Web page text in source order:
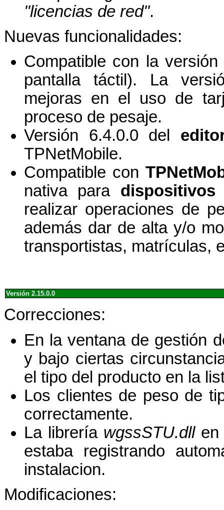
''licencias de red''.
Nuevas funcionalidades:
Compatible con la
pantalla táctil). La
mejoras en el uso de
proceso de pesaje.
Versión 6.4.0.0 del
TPNetMobile.
Compatible con
nativa para dispositivos
realizar operaciones de
además dar de alta y/o
transportistas, matrículas,
Versión 2.15.0.0
Correcciones:
En la ventana de gestión
y bajo ciertas
el tipo del producto en la
Los clientes de peso de
correctamente.
La librería wgssSTU.dllen
estaba registrando
instalacion.
Modificaciones: